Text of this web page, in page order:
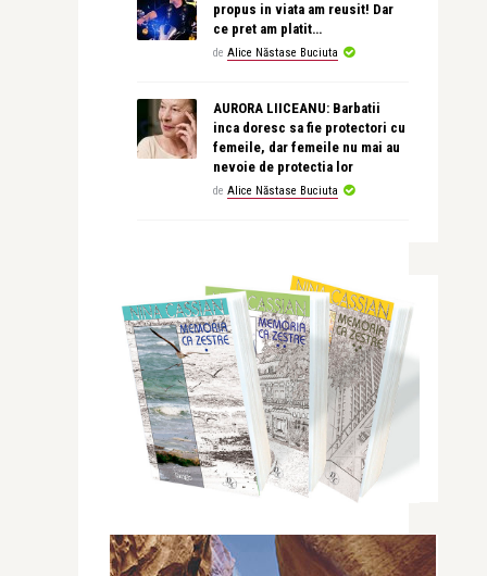
propus in viata am reusit! Dar
ce pret am platit…
de Alice Năstase Buciuta
AURORA LIICEANU: Barbatii
inca doresc sa fie protectori cu
femeile, dar femeile nu mai au
nevoie de protectia lor
de Alice Năstase Buciuta